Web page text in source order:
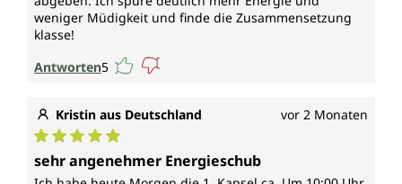
weniger Müdigkeit und finde die Zusammensetzung
klasse!
Antworten5
Kristin aus Deutschland vor 2 Monaten
Durchschnittliche Bewertung von 5 von 5 Sternen
sehr angenehmer Energieschub